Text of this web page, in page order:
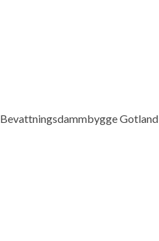
Bevattningsdammbygge Gotland